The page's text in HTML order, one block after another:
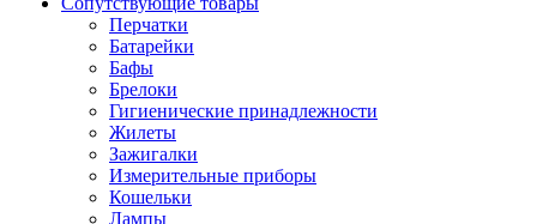
Перчатки
Батарейки
Бафы
Брелоки
Гигиенические принадлежности
Жилеты
Зажигалки
Измерительные приборы
Кошельки
Лампы